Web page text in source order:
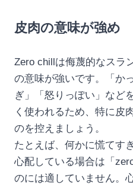
皮肉の意味が強め
Zero chillは侮蔑的なスラ
の意味が強いです。「か
ぎ」「怒りっぽい」など
く使われるため、特に皮
のを控えましょう。
たとえば、何かに慌てす
心配している場合は「
のには適していません。